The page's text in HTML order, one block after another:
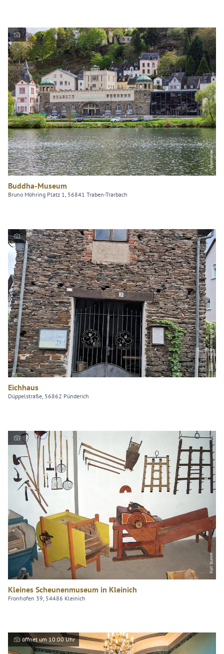
Hegemanns
Buddha-Museum
Bruno Möhring Platz 1, 56841 Traben-Trarbach
Zeller Land Tourismus GmbH
Eichhaus
Düppelstraße, 56862 Pünderich
Kurt Stumm
Kleines Scheunenmuseum in Kleinich
Fronhofen 39, 54486 Kleinich
öffnet um 10:00 Uhr